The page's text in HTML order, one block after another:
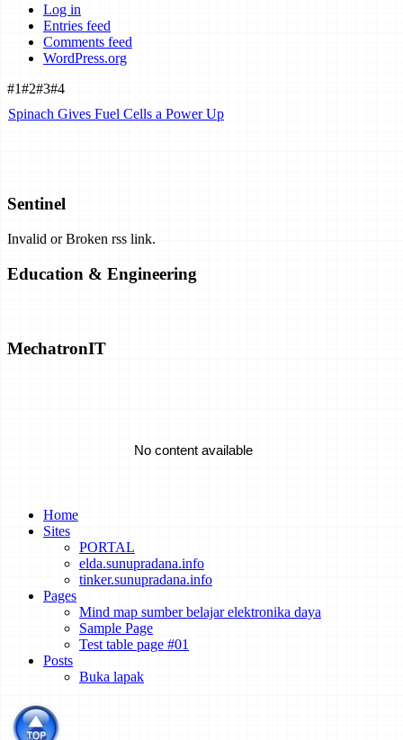
Log in
Entries feed
Comments feed
WordPress.org
#1#2#3#4
Spinach Gives Fuel Cells a Power Up
Can They Work?
Exclusive: Airborne Wind Energy Company Closes Shop, Opens
A Battery That's Tough Enough To Take Structural Loads
Turning Bricks Into Supercapacitors
How to Track the Emissions of Every Power Plant on the Planet
from Space
Dispute Erupts Over What Sparked an Explosive Li-ion Energy
Storage Accident
Spacecraft of the Future Could Be Powered By Lattice
Confinement Fusion
Sentinel
Invalid or Broken rss link.
Education & Engineering
MechatronIT
No content available
Home
Sites
PORTAL
elda.sunupradana.info
tinker.sunupradana.info
Pages
Mind map sumber belajar elektronika daya
Sample Page
Test table page #01
Posts
Buka lapak